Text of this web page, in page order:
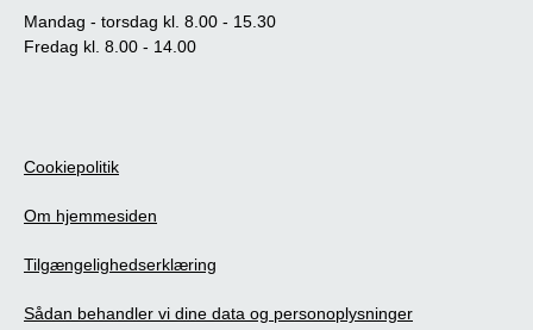
Mandag - torsdag kl. 8.00 - 15.30
Fredag kl. 8.00 - 14.00
Cookiepolitik
Om hjemmesiden
Tilgængelighedserklæring
Sådan behandler vi dine data og personoplysninger